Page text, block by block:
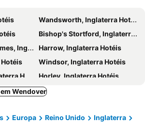
Station
Roundhouse
Bunyan Meeting Church
Station
Boston Manor Metro Station
St Augustine's Church
Station
Maida Vale
Wandsworth, Inglaterra Hotéis
Bishop's Stortford, Inglaterra Hotéis
Hotéis
Harrow, Inglaterra Hotéis
Windsor, Inglaterra Hotéis
Hotéis
Horley, Inglaterra Hotéis
Slough, Inglaterra Hotéis
Stratford-upon-Avon, Inglaterra Hotéis
Wendover
Europa Reino Unido
Inglaterra